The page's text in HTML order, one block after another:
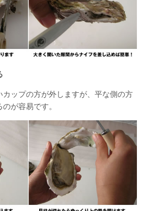
ップの方が外しますが、平な側の方
が容易です。